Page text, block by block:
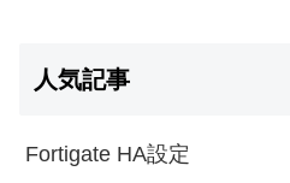
人気記事
Fortigate HA設定